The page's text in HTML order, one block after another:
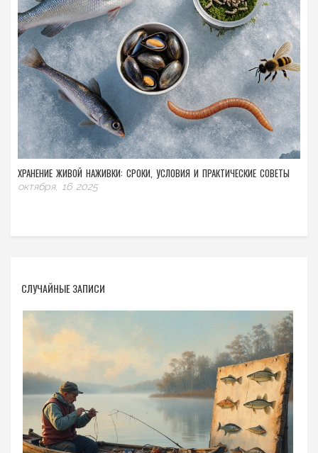
ХРАНЕНИЕ ЖИВОЙ НАЖИВКИ: СРОКИ, УСЛОВИЯ И ПРАКТИЧЕСКИЕ СОВЕТЫ
октября, 16 2025
СЛУЧАЙНЫЕ ЗАПИСИ